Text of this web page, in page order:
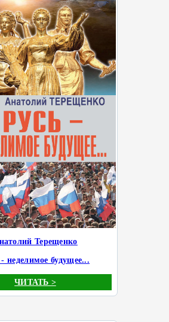
Терещенко
неделимое будущее...
ЧИТАТЬ >